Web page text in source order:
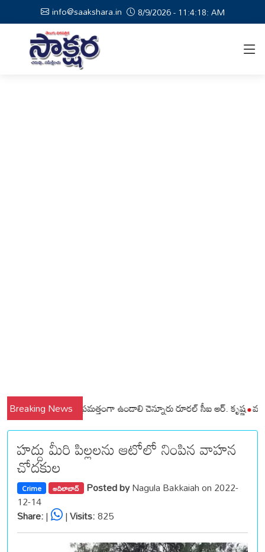
info@saakshara.in 8/9/2026 - 11:4:19: AM
Breaking News
ప్రజలు అప్రమత్తంగా ఉండాలి చెన్నూరు రూరల్ సీఐ ఆర్. కృష్ణ
హద్దు మీరి పిల్లలను ఆటోలో నింపిన వాహన
చోదకుల
Crime ఆదిలాబాద్ Posted byNagula Bakkaiah on 2022-
12-14
Share:| |Visits:825